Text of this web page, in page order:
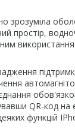
зрозуміла
простір,
використання
QR-код на
функцій